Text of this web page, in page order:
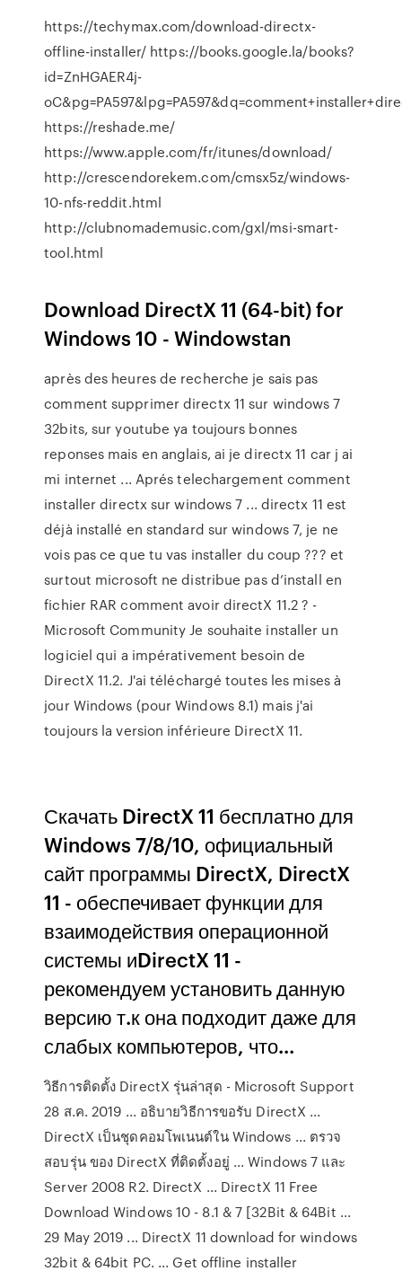
https://techymax.com/download-directx-
offline-installer/ https://books.google.la/books?
id=ZnHGAER4j-
https://reshade.me/
https://www.apple.com/fr/itunes/download/
http://crescendorekem.com/cmsx5z/windows-
10-nfs-reddit.html
http://clubnomademusic.com/gxl/msi-smart-
tool.html
Download DirectX 11 (64-bit) for
Windows 10 - Windowstan
après des heures de recherche je sais pas
comment supprimer directx 11 sur windows 7
32bits, sur youtube ya toujours bonnes
reponses mais en anglais, ai je directx 11 car j ai
mi internet ... Aprés telechargement comment
installer directx sur windows 7 ... directx 11 est
déjà installé en standard sur windows 7, je ne
vois pas ce que tu vas installer du coup ??? et
surtout microsoft ne distribue pas d’install en
fichier RAR comment avoir directX 11.2 ? -
Microsoft Community Je souhaite installer un
logiciel qui a impérativement besoin de
DirectX 11.2. J'ai téléchargé toutes les mises à
jour Windows (pour Windows 8.1) mais j'ai
toujours la version inférieure DirectX 11.
Скачать DirectX 11 бесплатно для
Windows 7/8/10, официальный
сайт программы DirectX, DirectX
11 - обеспечивает функции для
взаимодействия операционной
системы иDirectX 11 -
рекомендуем установить данную
версию т.к она подходит даже для
слабых компьютеров, что...
วิธีการติดตั้ง DirectX รุ่นล่าสุด - Microsoft Support
28 ส.ค. 2019 ... อธิบายวิธีการขอรับ DirectX ...
DirectX เป็นชุดคอมโพเนนต์ใน Windows ... ตรวจ
สอบรุ่น ของ DirectX ที่ติดตั้งอยู่ ... Windows 7 และ
Server 2008 R2. DirectX ... DirectX 11 Free
Download Windows 10 - 8.1 & 7 [32Bit & 64Bit ...
29 May 2019 ... DirectX 11 download for windows
32bit & 64bit PC. ... Get offline installer